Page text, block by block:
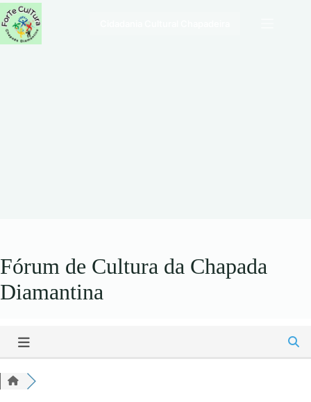
Pular
para
o
conteúdo
Fórum de Cultura da Chapada
Diamantina